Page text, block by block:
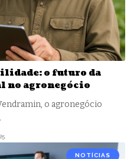
o futuro da
no agronegócio
o agronegócio
NOTÍCIAS